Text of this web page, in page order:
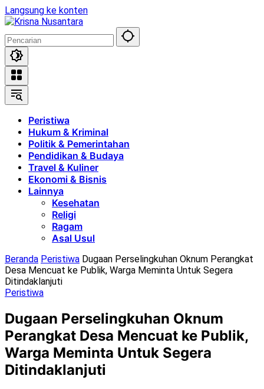
Langsung ke konten
Peristiwa
Hukum & Kriminal
Politik & Pemerintahan
Pendidikan & Budaya
Travel & Kuliner
Ekonomi & Bisnis
Lainnya
Kesehatan
Religi
Ragam
Asal Usul
Beranda Peristiwa Dugaan Perselingkuhan Oknum Perangkat
Desa Mencuat ke Publik, Warga Meminta Untuk Segera
Ditindaklanjuti
Peristiwa
Dugaan Perselingkuhan Oknum
Perangkat Desa Mencuat ke Publik,
Warga Meminta Untuk Segera
Ditindaklanjuti